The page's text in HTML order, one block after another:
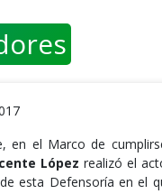
en el Marco de
López realizó el
de esta Defensoría en el